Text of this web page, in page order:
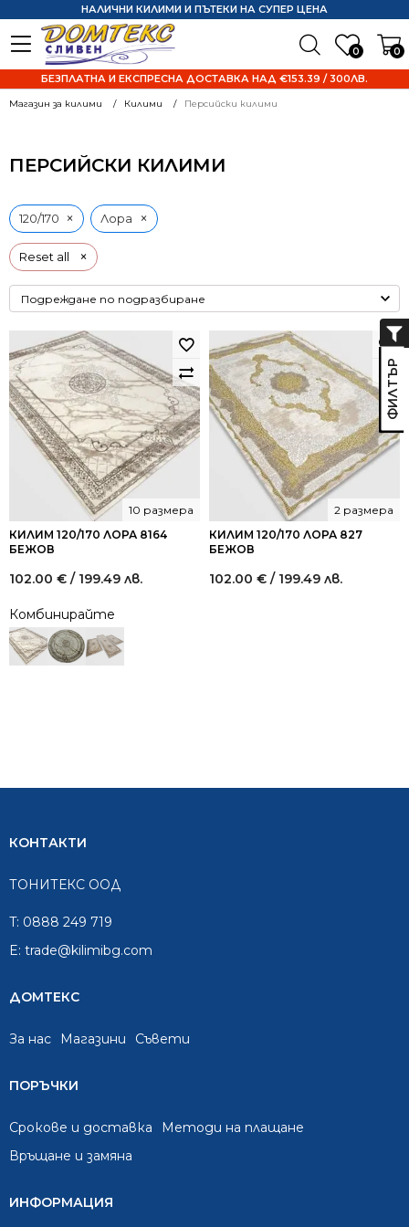
0 0
НАЛИЧНИ КИЛИМИ И ПЪТЕКИ НА СУПЕР ЦЕНА
БЕЗПЛАТНА И ЕКСПРЕСНА ДОСТАВКА НАД €153.39 / 300ЛВ.
Магазин за килими Килими Персийски килими
ПЕРСИЙСКИ КИЛИМИ
Reset all ×
120/170 × Лора ×
КИЛИМ 120/170 ЛОРА 8164
БЕЖОВ
10 размера
102.00 € / 199.49 лв.
Комбинирайте
КИЛИМ 120/170 ЛОРА 827
БЕЖОВ
2 размера
102.00 € / 199.49 лв.
КОНТАКТИ
ТОНИТЕКС ООД
T: 0888 249 719
E: trade@kilimibg.com
ДОМТЕКС
За нас Mагазини Съвети
ПОРЪЧКИ
Срокове и доставка
Методи на плащане
Връщане и замяна
ИНФОРМАЦИЯ